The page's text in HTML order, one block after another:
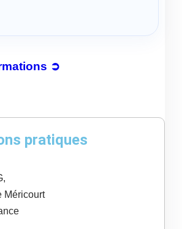
➲
pratiques
Méricourt